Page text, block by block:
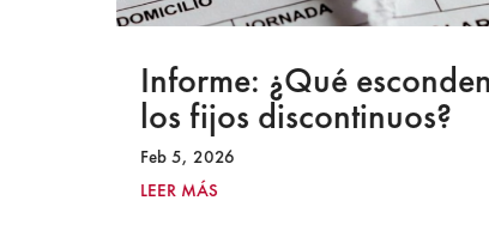
Informe: ¿Qué esconden
los fijos discontinuos?
Feb 5, 2026
LEER MÁS